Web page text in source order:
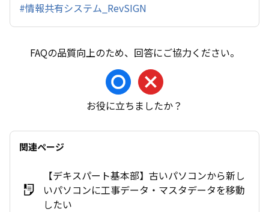
#情報共有システム_RevSIGN
お役に立ちましたか？
関連ページ
【デキスパート基本部】古いパソコンから新し
いパソコンに工事データ・マスタデータを移動
したい